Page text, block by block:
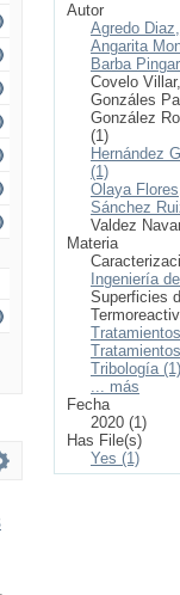
Autor
Agredo
Angarita
Barba
Covelo
Gonzáles
González
(1)
Hernández
(1)
Olaya
Sánchez
Valdez
Materia
Ingeniería
Superficies
Tribología (1)
... más
Fecha
2020 (1)
Has File(s)
Yes (1)